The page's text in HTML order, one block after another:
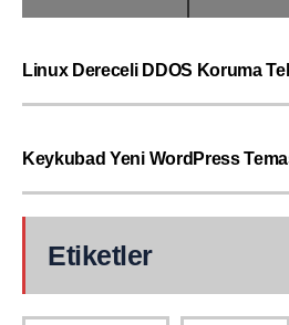
Linux Dereceli DDOS Koruma
Keykubad Yeni WordPress
Etiketler